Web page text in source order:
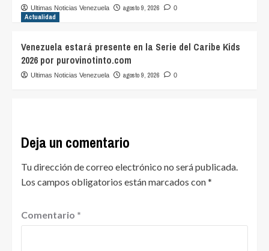
Ultimas Noticias Venezuela agosto 9, 2026 0
Actualidad
Venezuela estará presente en la Serie del Caribe Kids
2026 por purovinotinto.com
Ultimas Noticias Venezuela agosto 9, 2026 0
Deja un comentario
Tu dirección de correo electrónico no será publicada.
Los campos obligatorios están marcados con*
Comentario *